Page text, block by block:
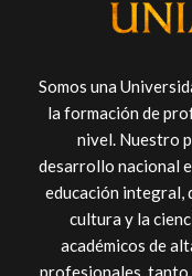
Somos una
la formación de
nivel. Nuestro
desarrollo nacional
educación integral,
cultura y la
académicos de